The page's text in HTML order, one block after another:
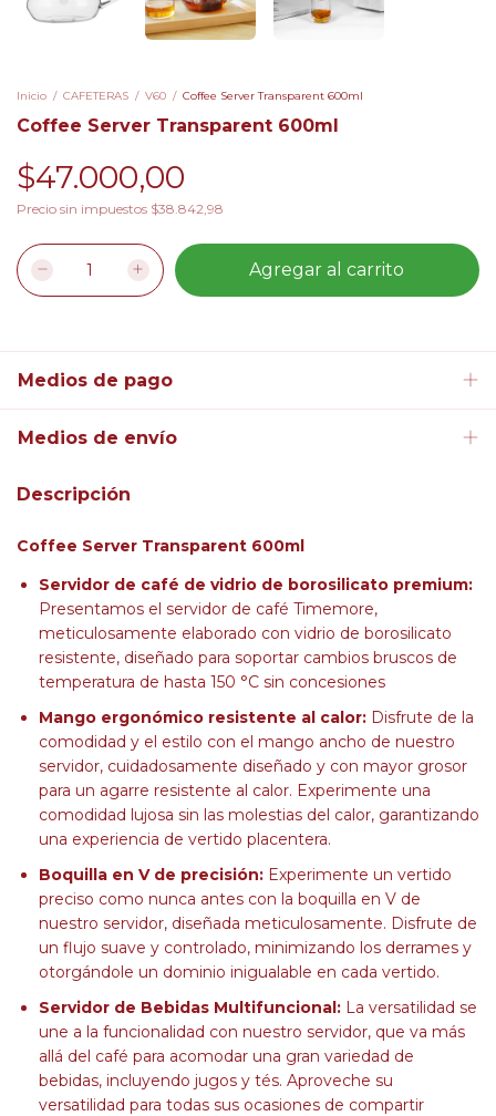
Inicio / CAFETERAS / V60 / Coffee Server Transparent 600ml
Coffee Server Transparent 600ml
$47.000,00
Precio sin impuestos $38.842,98
Medios de pago
Medios de envío
Descripción
Coffee Server Transparent 600ml
Servidor de café de vidrio de borosilicato premium:
Presentamos el servidor de café Timemore,
meticulosamente elaborado con vidrio de borosilicato
resistente, diseñado para soportar cambios bruscos de
temperatura de hasta 150 °C sin concesiones
Mango ergonómico resistente al calor: Disfrute de la
comodidad y el estilo con el mango ancho de nuestro
servidor, cuidadosamente diseñado y con mayor grosor
para un agarre resistente al calor. Experimente una
comodidad lujosa sin las molestias del calor, garantizando
una experiencia de vertido placentera.
Boquilla en V de precisión: Experimente un vertido
preciso como nunca antes con la boquilla en V de
nuestro servidor, diseñada meticulosamente. Disfrute de
un flujo suave y controlado, minimizando los derrames y
otorgándole un dominio inigualable en cada vertido.
Servidor de Bebidas Multifuncional: La versatilidad se
une a la funcionalidad con nuestro servidor, que va más
allá del café para acomodar una gran variedad de
bebidas, incluyendo jugos y tés. Aproveche su
versatilidad para todas sus ocasiones de compartir